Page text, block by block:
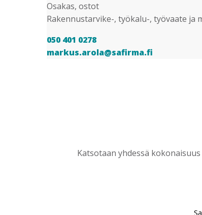
Osakas, ostot
Rakennustarvike-, työkalu-, työvaate ja
050 401 0278
markus.arola@safirma.fi
Katsotaan yhdessä